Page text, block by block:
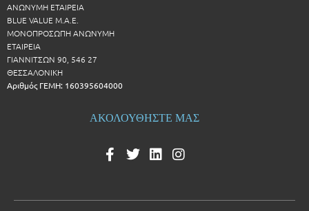
ΑΝΩΝΥΜΗ ΕΤΑΙΡΕΙΑ
BLUE VALUE Μ.Α.Ε.
ΜΟΝΟΠΡΟΣΩΠΗ ΑΝΩΝΥΜΗ
ΕΤΑΙΡΕΙΑ
ΓΙΑΝΝΙΤΣΩΝ 90, 546 27
ΘΕΣΣΑΛΟΝΙΚΗ
Αριθμός ΓΕΜΗ: 160395604000
ΑΚΟΛΟΥΘΗΣΤΕ ΜΑΣ